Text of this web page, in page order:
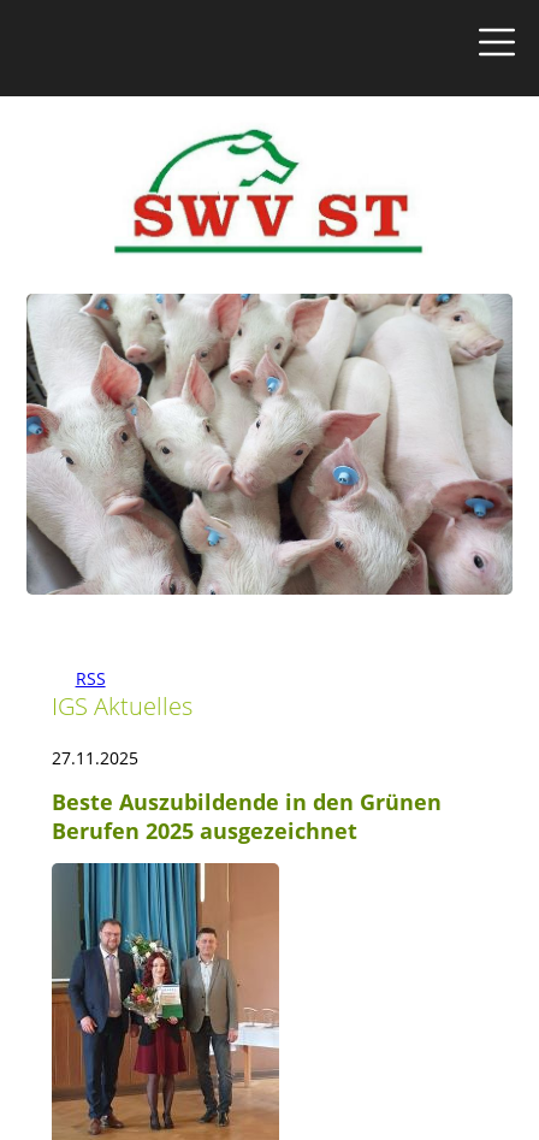
RSS
IGS Aktuelles
27.11.2025
Beste Auszubildende in den Grünen
Berufen 2025 ausgezeichnet